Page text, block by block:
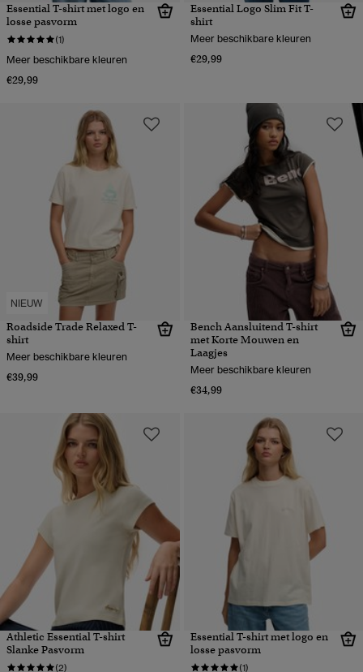
Essential T-shirt met logo en
losse pasvorm
(1)
Meer beschikbare kleuren
€29,99
Essential Logo Slim Fit T-
shirt
Meer beschikbare kleuren
€29,99
NIEUW
Roadside Trade Relaxed T-
shirt
Meer beschikbare kleuren
€39,99
Bench Aansluitend T-shirt
met Korte Mouwen en
Laagjes
Meer beschikbare kleuren
€34,99
Athletic Essential T-shirt
Slanke Pasvorm
(2)
Essential T-shirt met logo en
losse pasvorm
(1)